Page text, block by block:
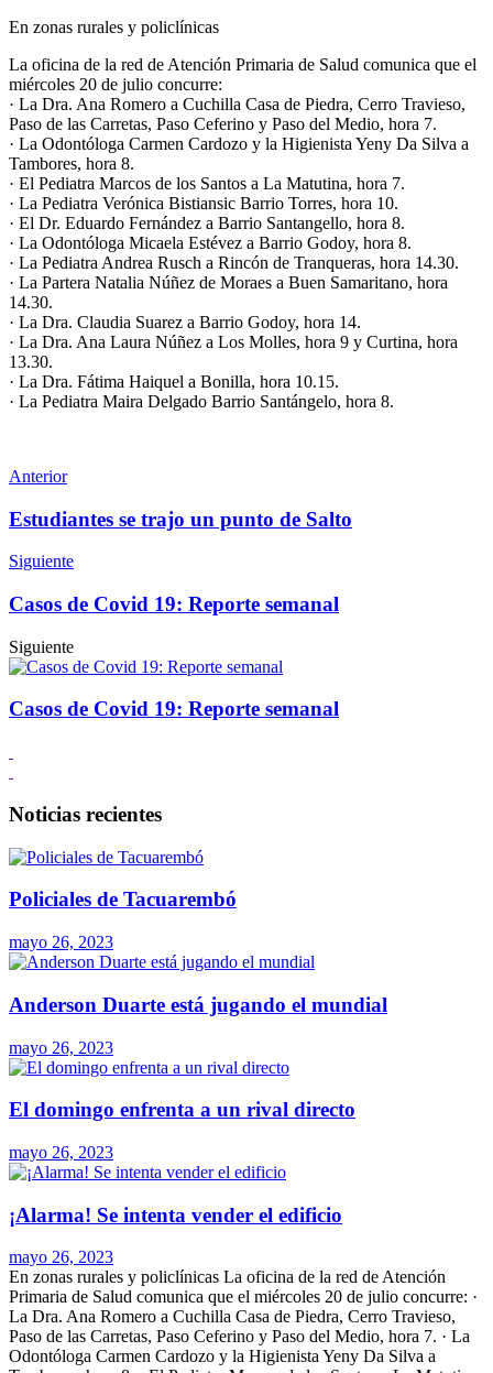
En zonas rurales y policlínicas
La oficina de la red de Atención Primaria de Salud comunica que el
miércoles 20 de julio concurre:
· La Dra. Ana Romero a Cuchilla Casa de Piedra, Cerro Travieso,
Paso de las Carretas, Paso Ceferino y Paso del Medio, hora 7.
· La Odontóloga Carmen Cardozo y la Higienista Yeny Da Silva a
Tambores, hora 8.
· El Pediatra Marcos de los Santos a La Matutina, hora 7.
· La Pediatra Verónica Bistiansic Barrio Torres, hora 10.
· El Dr. Eduardo Fernández a Barrio Santangello, hora 8.
· La Odontóloga Micaela Estévez a Barrio Godoy, hora 8.
· La Pediatra Andrea Rusch a Rincón de Tranqueras, hora 14.30.
· La Partera Natalia Núñez de Moraes a Buen Samaritano, hora
14.30.
· La Dra. Claudia Suarez a Barrio Godoy, hora 14.
· La Dra. Ana Laura Núñez a Los Molles, hora 9 y Curtina, hora
13.30.
· La Dra. Fátima Haiquel a Bonilla, hora 10.15.
· La Pediatra Maira Delgado Barrio Santángelo, hora 8.
Anterior
Estudiantes se trajo un punto de Salto
Siguiente
Casos de Covid 19: Reporte semanal
Siguiente
Casos de Covid 19: Reporte semanal
Noticias recientes
Policiales de Tacuarembó
mayo 26, 2023
Anderson Duarte está jugando el mundial
mayo 26, 2023
El domingo enfrenta a un rival directo
mayo 26, 2023
¡Alarma! Se intenta vender el edificio
mayo 26, 2023
En zonas rurales y policlínicas La oficina de la red de Atención
Primaria de Salud comunica que el miércoles 20 de julio concurre: ·
La Dra. Ana Romero a Cuchilla Casa de Piedra, Cerro Travieso,
Paso de las Carretas, Paso Ceferino y Paso del Medio, hora 7. · La
Odontóloga Carmen Cardozo y la Higienista Yeny Da Silva a